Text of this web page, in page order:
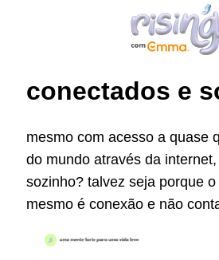
conectados e
mesmo com acesso a quase
do mundo através da
sozinho? talvez seja porque
mesmo é conexão e não